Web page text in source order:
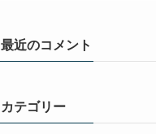
最近のコメント
カテゴリー